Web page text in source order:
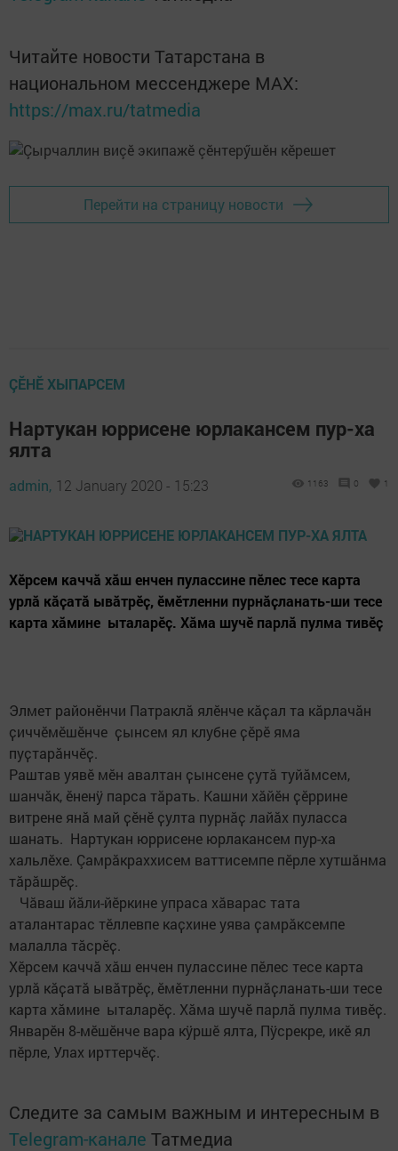
Читайте новости Татарстана в
национальном мессенджере MАХ:
https://max.ru/tatmedia
Перейти на страницу новости
ÇӖНӖ ХЫПАРСЕМ
Нартукан юррисене юрлакансем пур-ха
ялта
admin, 12 January 2020 - 15:23 1163 0 1
Хӗрсем каччӑ хӑш енчен пулассине пӗлес тесе карта
урлӑ кӑҫатӑ ывӑтрӗҫ, ӗмӗтленни пурнӑҫланать-ши тесе
карта хӑмине ыталарӗҫ. Хӑма шучӗ парлӑ пулма тивӗҫ
Элмет районӗнчи Патраклӑ ялӗнче кӑҫал та кӑрлачӑн
ҫиччӗмӗшӗнче ҫынсем ял клубне ҫӗрӗ яма
пуҫтарӑнчӗҫ.
Раштав уявӗ мӗн авалтан ҫынсене ҫутӑ туйӑмсем,
шанчӑк, ӗненÿ парса тӑрать. Кашни хӑйӗн ҫӗррине
витрене янӑ май ҫӗнӗ ҫулта пурнӑҫ лайӑх пуласса
шанать. Нартукан юррисене юрлакансем пур-ха
хальлӗхе. Çамрӑкраххисем ваттисемпе пӗрле хутшӑнма
тӑрӑшрӗҫ.
Чӑваш йӑли-йӗркине упраса хӑварас тата
аталантарас тӗллевпе каҫхине уява ҫамрӑксемпе
малалла тӑсрӗҫ.
Хӗрсем каччӑ хӑш енчен пулассине пӗлес тесе карта
урлӑ кӑҫатӑ ывӑтрӗҫ, ӗмӗтленни пурнӑҫланать-ши тесе
карта хӑмине ыталарӗҫ. Хӑма шучӗ парлӑ пулма тивӗҫ.
Январӗн 8-мӗшӗнче вара кÿршӗ ялта, Пÿсрекре, икӗ ял
пӗрле, Улах ирттерчӗҫ.
Следите за самым важным и интересным в
Telegram-канале Татмедиа